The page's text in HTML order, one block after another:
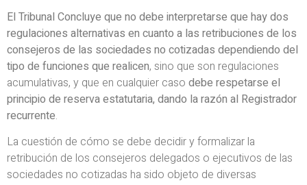
El Tribunal Concluye que no debe interpretarse que hay dos
regulaciones alternativas en cuanto a las retribuciones de los
consejeros de las sociedades no cotizadas dependiendo del
tipo de funciones que realicen, sino que son regulaciones
acumulativas, y que en cualquier caso debe respetarse el
principio de reserva estatutaria, dando la razón al Registrador
recurrente.
La cuestión de cómo se debe decidir y formalizar la
retribución de los consejeros delegados o ejecutivos de las
sociedades no cotizadas ha sido objeto de diversas